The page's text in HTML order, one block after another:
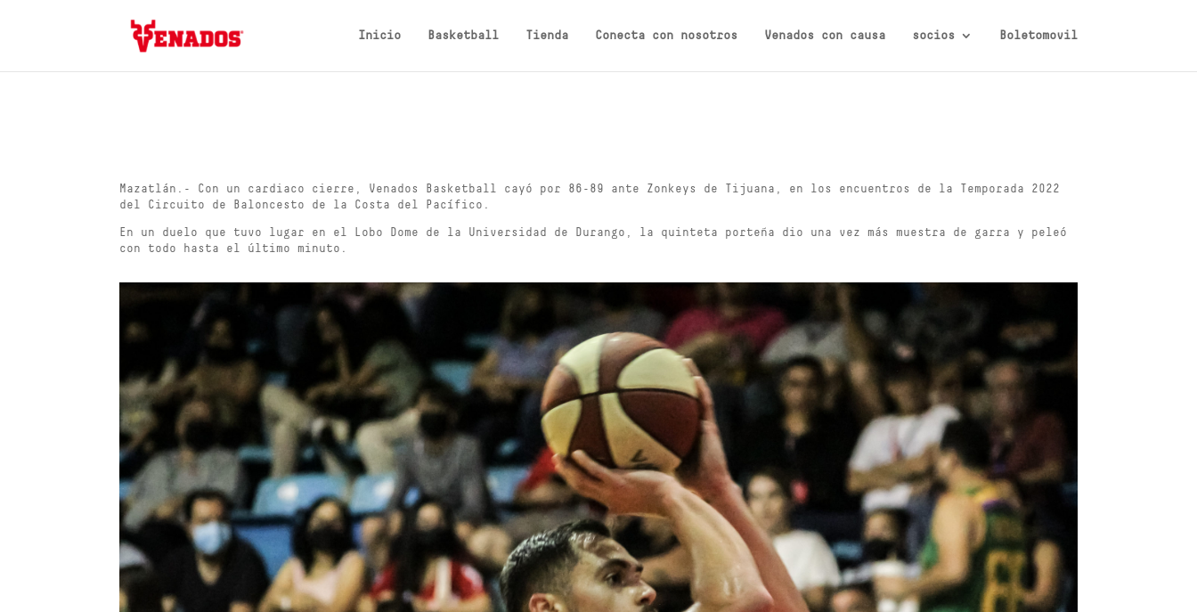
Inicio Basketball Tienda Conecta con nosotros Venados con causa socios Boletomovil
Mazatlán.- Con un cardiaco cierre, Venados Basketball cayó por 86-89 ante Zonkeys de Tijuana, en los encuentros de la Temporada 2022
del Circuito de Baloncesto de la Costa del Pacífico.
En un duelo que tuvo lugar en el Lobo Dome de la Universidad de Durango, la quinteta porteña dio una vez más muestra de garra y peleó
con todo hasta el último minuto.